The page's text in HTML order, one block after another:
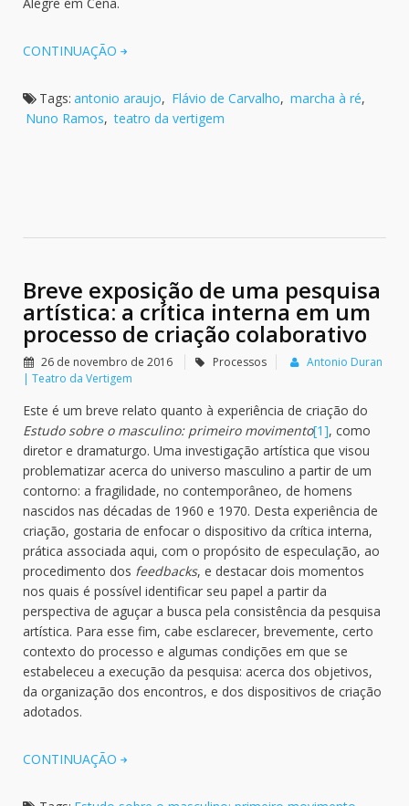
CONTINUAÇÃO
Tags: antonio araujo, Flávio de Carvalho, marcha à ré,
Nuno Ramos, teatro da vertigem
Breve exposição de uma pesquisa
artística: a crítica interna em um
processo de criação colaborativo
26 de novembro de 2016 Processos
Antonio Duran
| Teatro da Vertigem
Este é um breve relato quanto à experiência de criação do
Estudo sobre o masculino: primeiro movimento[1], como
diretor e dramaturgo. Uma investigação artística que visou
problematizar acerca do universo masculino a partir de um
contorno: a fragilidade, no contemporâneo, de homens
nascidos nas décadas de 1960 e 1970. Desta experiência de
criação, gostaria de enfocar o dispositivo da crítica interna,
prática associada aqui, com o propósito de especulação, ao
procedimento dos feedbacks, e destacar dois momentos
nos quais é possível identificar seu papel a partir da
perspectiva de aguçar a busca pela consistência da pesquisa
artística. Para esse fim, cabe esclarecer, brevemente, certo
contexto do processo e algumas condições em que se
estabeleceu a execução da pesquisa: acerca dos objetivos,
da organização dos encontros, e dos dispositivos de criação
adotados.
CONTINUAÇÃO